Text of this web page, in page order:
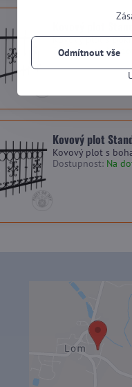
Kovový plot
Kovový plot s
Dostupnost: Na
Kovový plot
Kovový plot s
Dostupnost: Na
Odmítnout vše